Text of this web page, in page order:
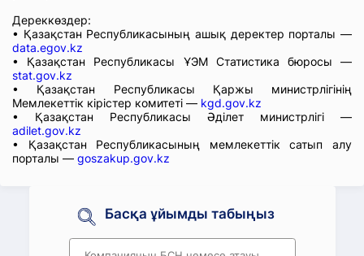
Дереккөздер:
• Қазақстан Республикасының ашық деректер порталы —
data.egov.kz
• Қазақстан Республикасы ҰЭМ Статистика бюросы —
stat.gov.kz
• Қазақстан Республикасы Қаржы министрлігінің
Мемлекеттік кірістер комитеті — kgd.gov.kz
• Қазақстан Республикасы Әділет министрлігі —
adilet.gov.kz
• Қазақстан Республикасының мемлекеттік сатып алу
порталы — goszakup.gov.kz
Басқа ұйымды табыңыз